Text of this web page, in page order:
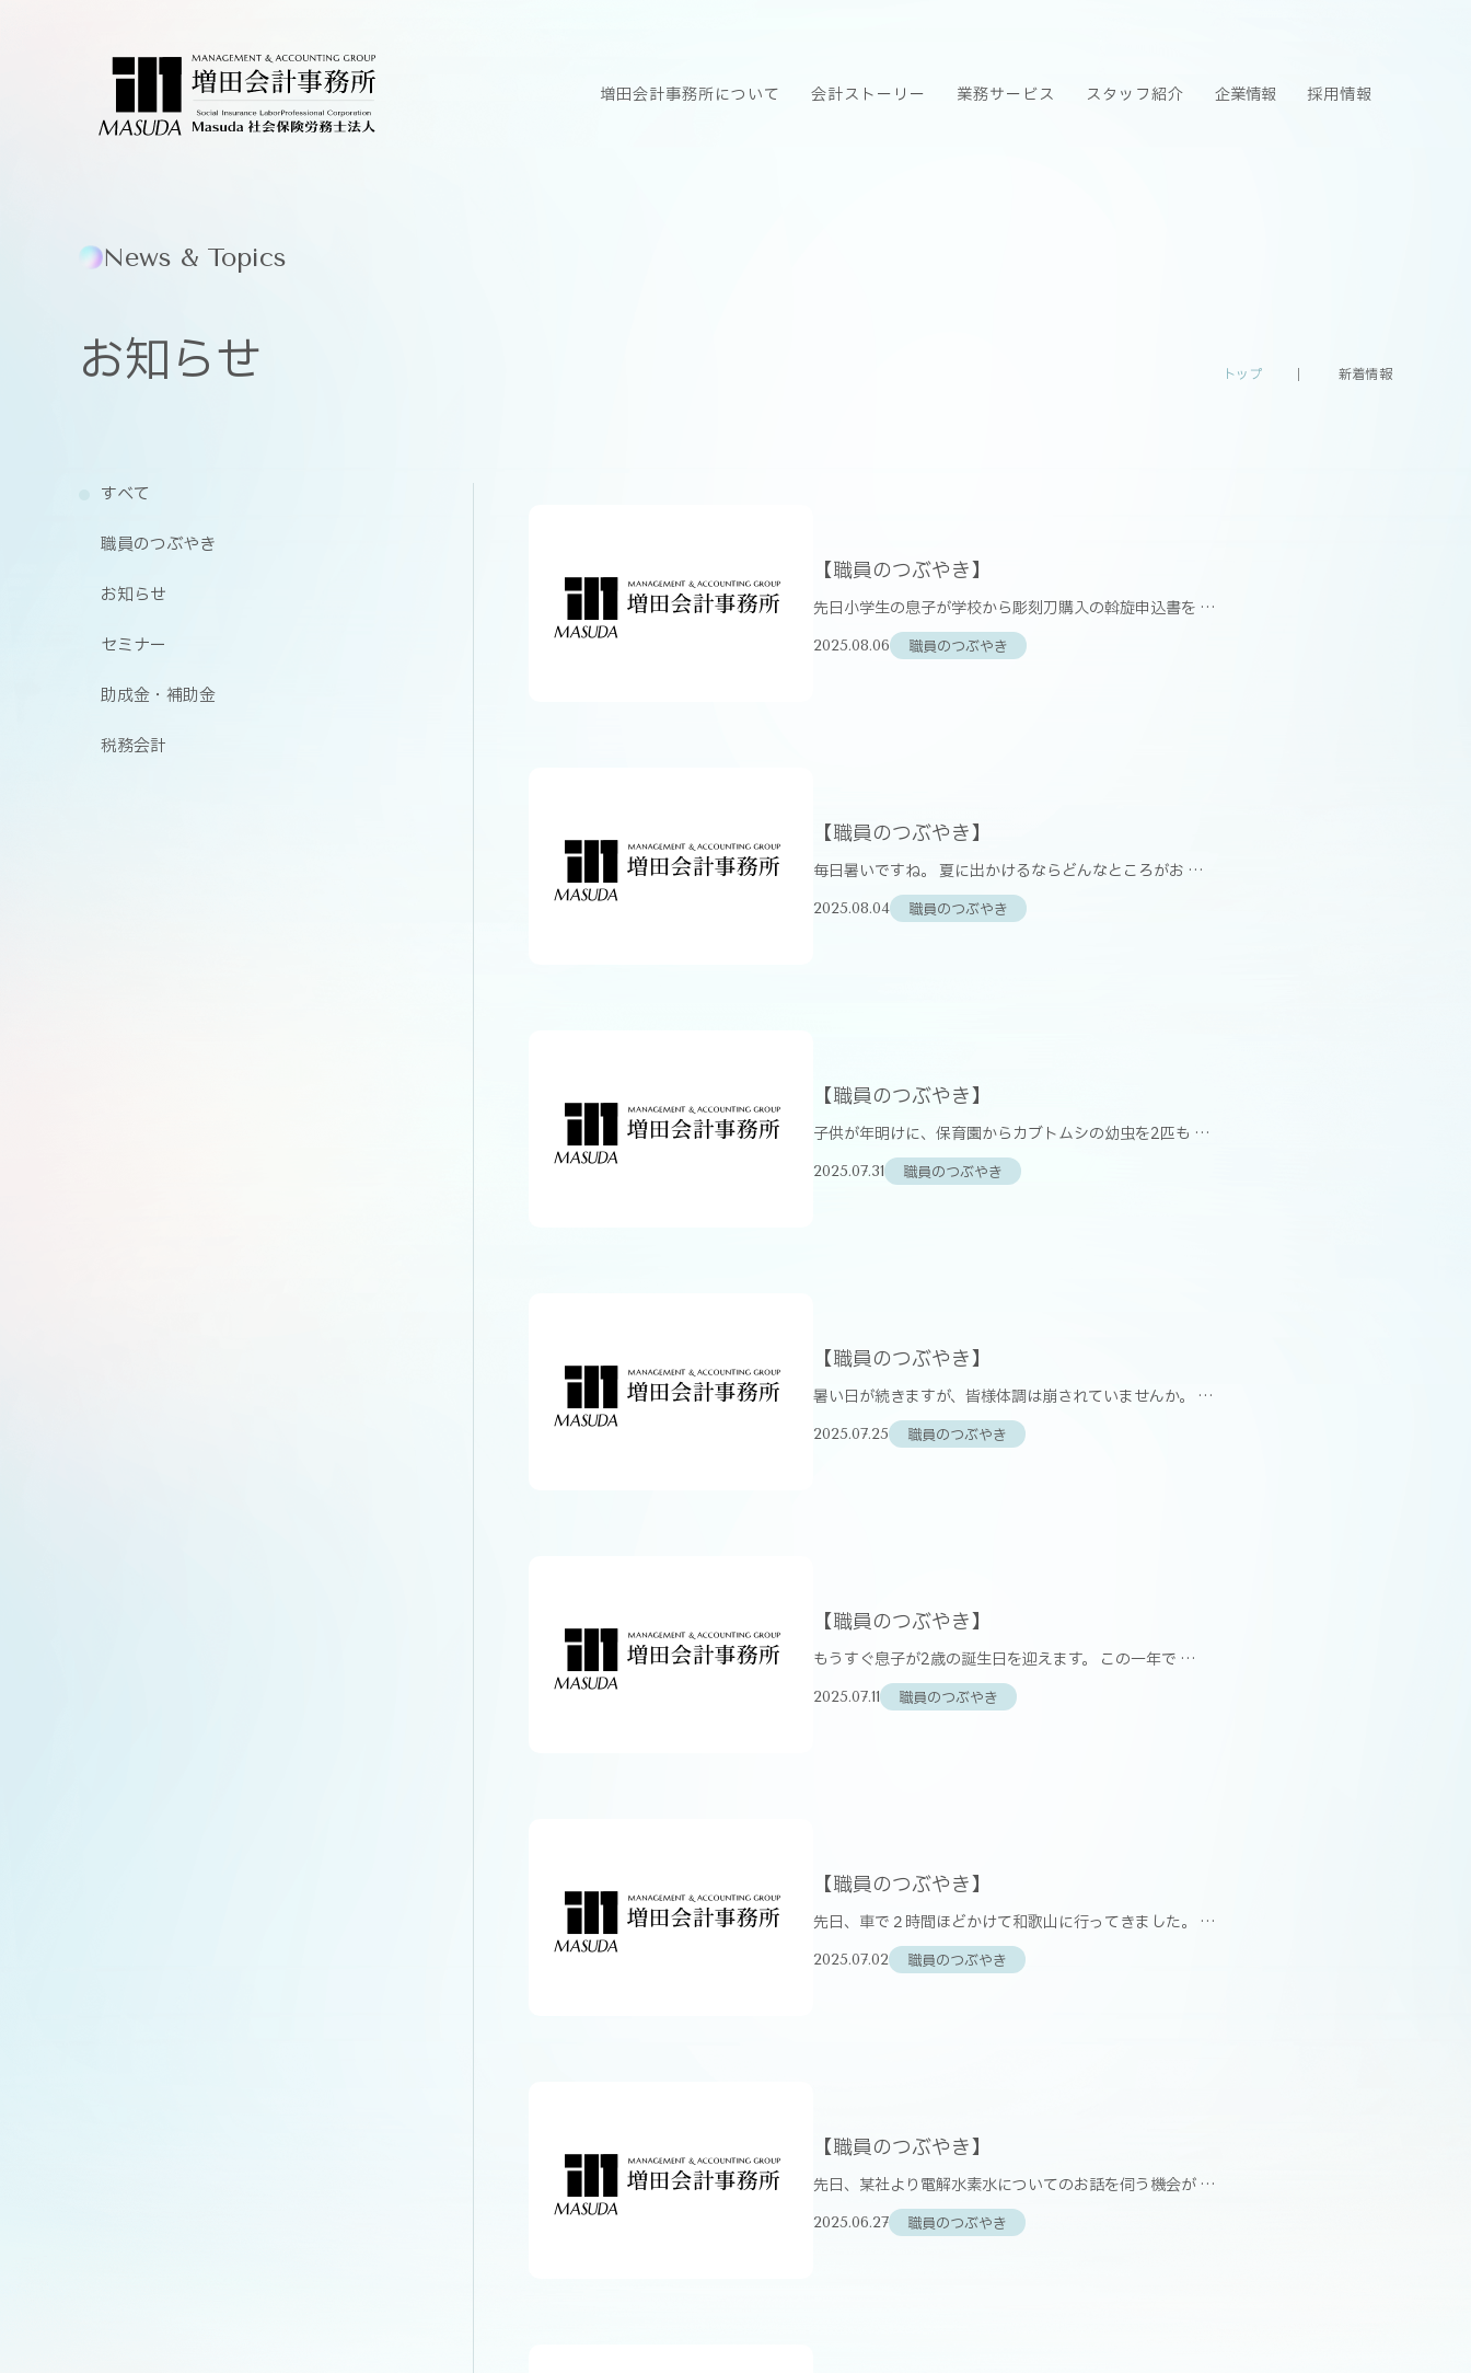
増田会計事務所について 会計ストーリー 業務サービス スタッフ紹介 企業情報 採用情報
News & Topics
お知らせ トップ 新着情報
すべて
職員のつぶやき
お知らせ
セミナー
助成金・補助金
税務会計
【職員のつぶやき】
先日小学生の息子が学校から彫刻刀購入の斡旋申込書を …
2025.08.06 職員のつぶやき
【職員のつぶやき】
毎日暑いですね。 夏に出かけるならどんなところがお …
2025.08.04 職員のつぶやき
【職員のつぶやき】
子供が年明けに、保育園からカブトムシの幼虫を2匹も …
2025.07.31 職員のつぶやき
【職員のつぶやき】
暑い日が続きますが、皆様体調は崩されていませんか。 …
2025.07.25 職員のつぶやき
【職員のつぶやき】
もうすぐ息子が2歳の誕生日を迎えます。 この一年で …
2025.07.11 職員のつぶやき
【職員のつぶやき】
先日、車で２時間ほどかけて和歌山に行ってきました。 …
2025.07.02 職員のつぶやき
【職員のつぶやき】
先日、某社より電解水素水についてのお話を伺う機会が …
2025.06.27 職員のつぶやき